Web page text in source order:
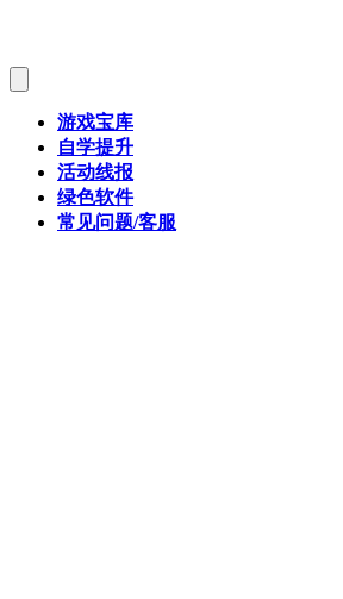
游戏宝库
自学提升
活动线报
绿色软件
常见问题/客服